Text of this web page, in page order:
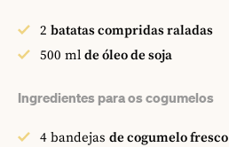
2 batatas compridas raladas
500 ml de óleo de soja
Ingredientes para os cogumelos
4 bandejas de cogumelo fresco